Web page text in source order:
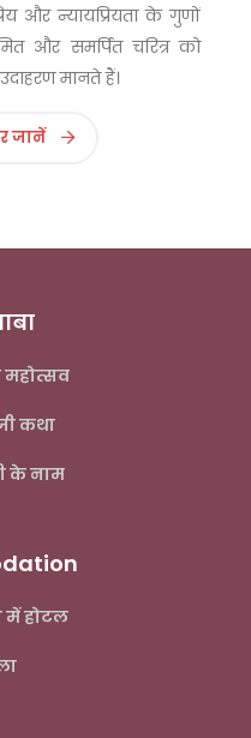
और न्यायप्रियता के गुणों
और समर्पित चरित्र को
मानते हैं।
जानें
महोत्सव
कथा
के नाम
में होटल